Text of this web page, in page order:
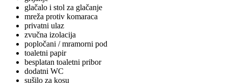
glačalo i stol za glačanje
mreža protiv komaraca
privatni ulaz
zvučna izolacija
popločani / mramorni pod
toaletni papir
besplatan toaletni pribor
dodatni WC
sušilo za kosu